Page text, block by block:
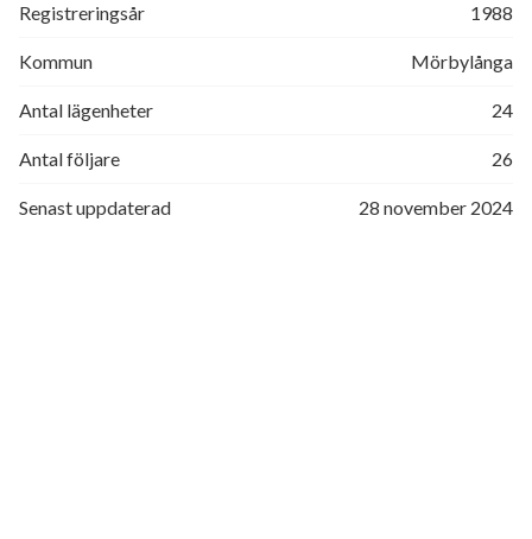
Registreringsår 1988
Kommun Mörbylånga
Antal lägenheter 24
Antal följare 26
Senast uppdaterad 28 november 2024